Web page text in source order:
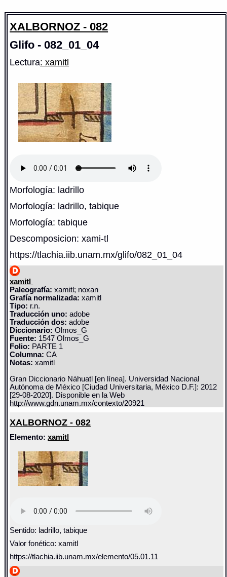
XALBORNOZ - 082
Glifo - 082_01_04
Lectura: xamitl
Morfología: ladrillo
Morfología: ladrillo, tabique
Morfología: tabique
Descomposicion: xami-tl
https://tlachia.iib.unam.mx/glifo/082_01_04
xamitl
Paleografía: xamitl; noxan
Grafía normalizada: xamitl
Tipo: r.n.
Traducción uno: adobe
Traducción dos: adobe
Diccionario:Olmos_G
Fuente: 1547 Olmos_G
Folio: PARTE 1
Columna: CA
Notas: xamitl
Gran Diccionario Náhuatl [en línea]. Universidad Nacional
Autónoma de México [Ciudad Universitaria, México D.F.]: 2012
[29-08-2020]. Disponible en la Web
http://www.gdn.unam.mx/contexto/20921
XALBORNOZ - 082
Elemento:xamitl
Sentido: ladrillo, tabique
Valor fonético: xamitl
https://tlachia.iib.unam.mx/elemento/05.01.11